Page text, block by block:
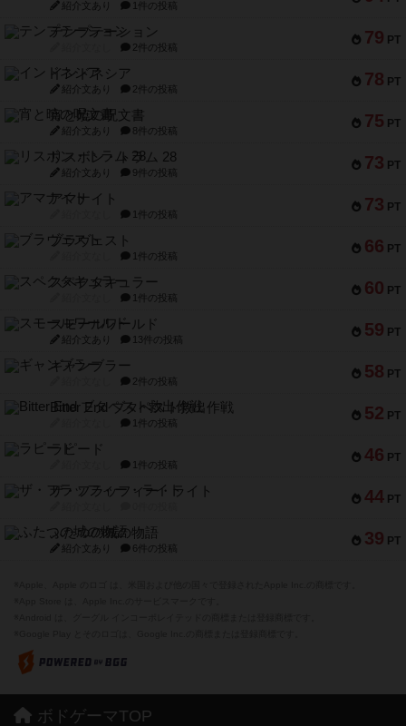
紹介文あり 1件の投稿
79 PT
テンプテーション
2件の投稿
78 PT
インドネシア
紹介文あり 2件の投稿
75 PT
宵と暁の呪文書
紹介文あり 8件の投稿
73 PT
リスボン・トラム 28
紹介文あり 9件の投稿
73 PT
アマナイト
1件の投稿
66 PT
ブラヴェスト
1件の投稿
60 PT
スペクタキュラー
1件の投稿
59 PT
スモールワールド
紹介文あり 13件の投稿
58 PT
ギャンブラー
2件の投稿
52 PT
Bitter End ブタペスト救出作戦
1件の投稿
46 PT
ラピード
1件の投稿
44 PT
ザ・フラッフィー・ライト
39 PT
ふたつの城の物語
紹介文あり 6件の投稿
ボドゲーマTOP